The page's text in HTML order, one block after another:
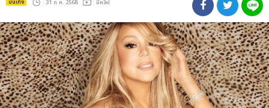
บันเทิง : 31 ก.ค. 2568 : มีคลิป